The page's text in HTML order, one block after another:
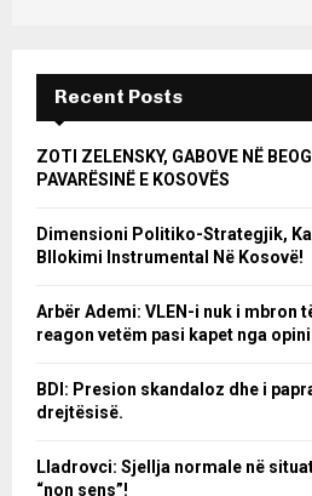
Recent Posts
ZOTI ZELENSKY, GABOVE NË
PAVARËSINË E KOSOVËS
Dimensioni Politiko-Strategjik,
Bllokimi Instrumental Në Kosovë!
Arbër Ademi: VLEN-i nuk i mbron
reagon vetëm pasi kapet nga
BDI: Presion skandaloz dhe i
drejtësisë.
Lladrovci: Sjellja normale në
“non sens”!